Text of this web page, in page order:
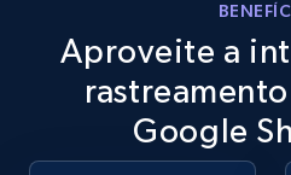
eBay - Collect products
URL, Product id, Title,
Seller reviews,
Aproveite a
Google